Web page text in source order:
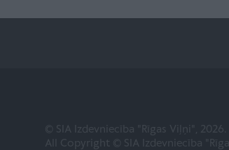
© SIA Izdevniecība "Rīgas Viļņi",
All Copyright © SIA Izdevniecība